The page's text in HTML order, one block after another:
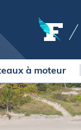
large
à moteur